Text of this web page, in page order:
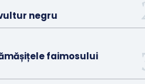
negru
faimosului